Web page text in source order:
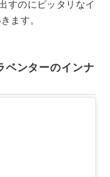
すのにピッタリなイ
ます。
ベンターのインナ